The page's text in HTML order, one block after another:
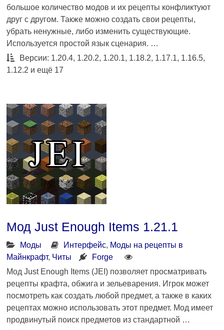
большое количество модов и их рецепты конфликтуют
друг с другом. Также можно создать свои рецепты,
убрать ненужные, либо изменить существующие.
Используется простой язык сценария. …
Версии: 1.20.4, 1.20.2, 1.20.1, 1.18.2, 1.17.1, 1.16.5,
1.12.2 и ещё 17
Мод Just Enough Items 1.21.1
Моды Интерфейс, Моды на рецепты в
Майнкрафт, Читы
Forge
Мод Just Enough Items (JEI) позволяет просматривать
рецепты крафта, обжига и зельеварения. Игрок может
посмотреть как создать любой предмет, а также в каких
рецептах можно использовать этот предмет. Мод имеет
продвинутый поиск предметов из стандартной …